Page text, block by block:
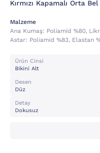
Kırmızı Kapamalı Orta
Malzeme
Ana Kumaş: Poli̇ami̇d %80,
Astar: Poli̇ami̇d %83, Elastan
Ürün Cinsi
Bikini Alt
Desen
Düz
Detay
Dokusuz